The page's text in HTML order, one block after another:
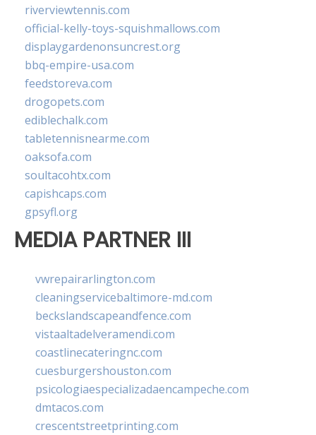
riverviewtennis.com
official-kelly-toys-squishmallows.com
displaygardenonsuncrest.org
bbq-empire-usa.com
feedstoreva.com
drogopets.com
ediblechalk.com
tabletennisnearme.com
oaksofa.com
soultacohtx.com
capishcaps.com
gpsyfl.org
MEDIA PARTNER III
vwrepairarlington.com
cleaningservicebaltimore-md.com
beckslandscapeandfence.com
vistaaltadelveramendi.com
coastlinecateringnc.com
cuesburgershouston.com
psicologiaespecializadaencampeche.com
dmtacos.com
crescentstreetprinting.com